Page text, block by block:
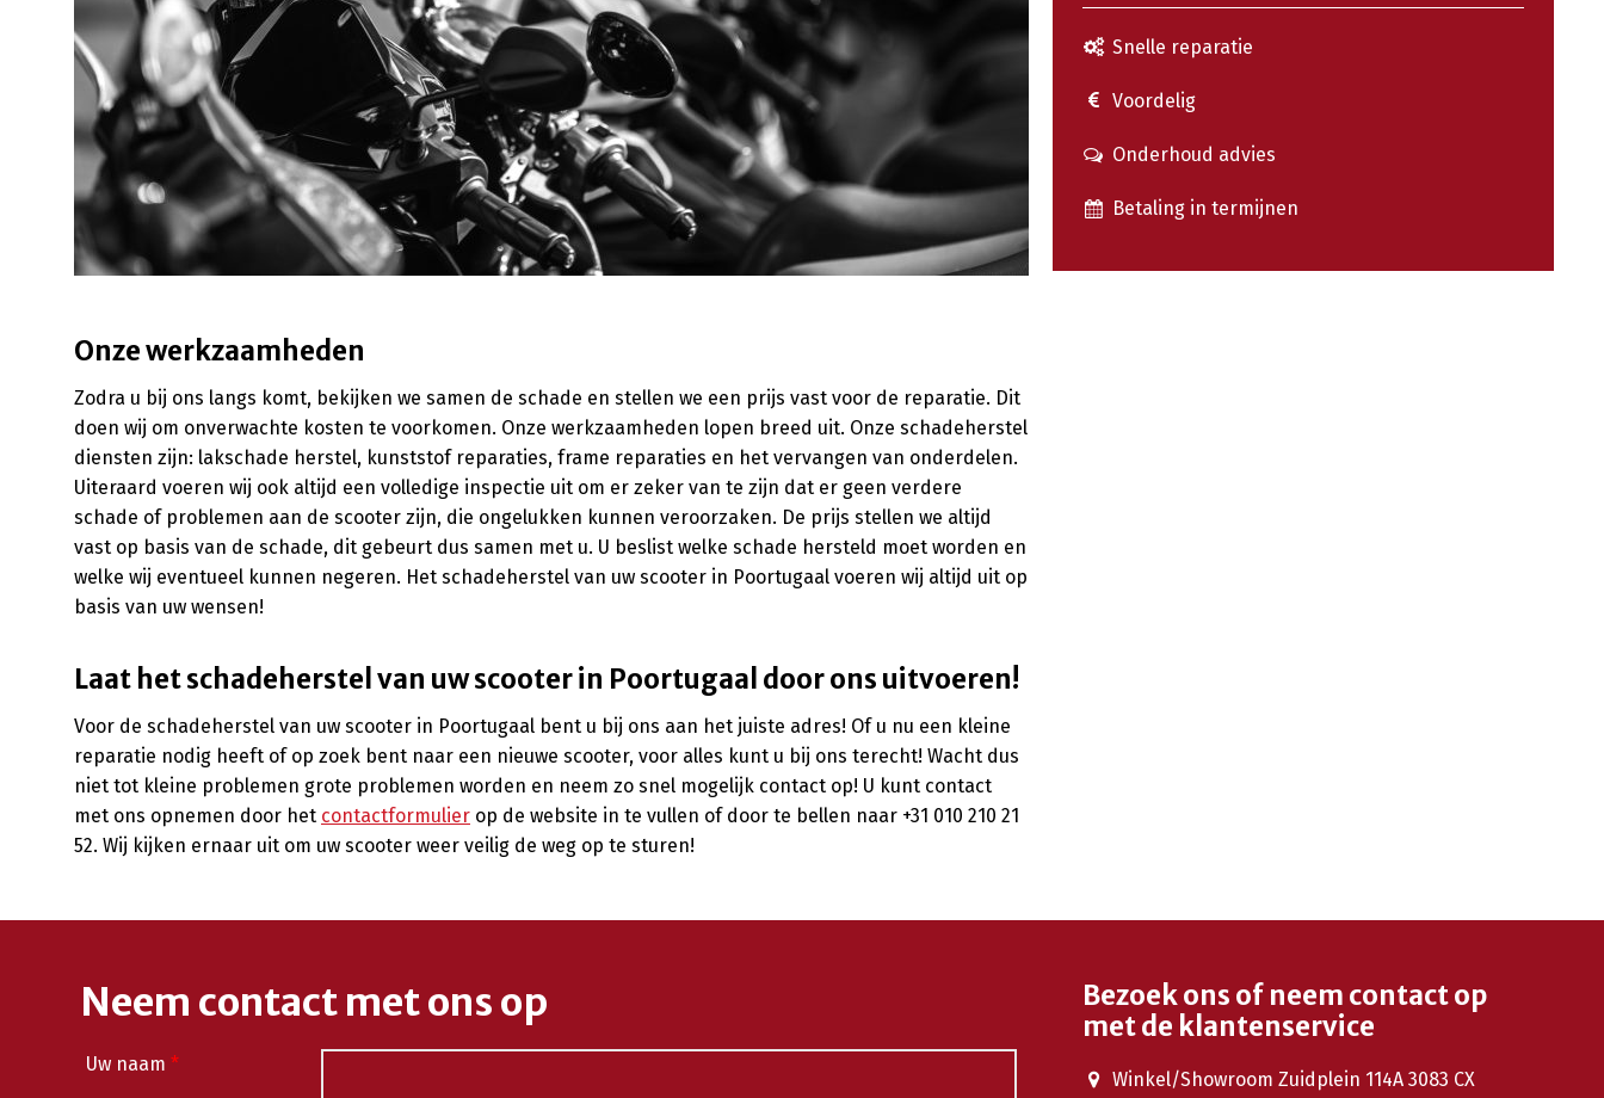
Snelle reparatie
Voordelig
Onderhoud advies
Betaling in termijnen
Onze werkzaamheden
Zodra u bij ons langs komt, bekijken we samen de schade en stellen we een prijs vast voor de reparatie. Dit
doen wij om onverwachte kosten te voorkomen. Onze werkzaamheden lopen breed uit. Onze schadeherstel
diensten zijn: lakschade herstel, kunststof reparaties, frame reparaties en het vervangen van onderdelen.
Uiteraard voeren wij ook altijd een volledige inspectie uit om er zeker van te zijn dat er geen verdere
schade of problemen aan de scooter zijn, die ongelukken kunnen veroorzaken. De prijs stellen we altijd
vast op basis van de schade, dit gebeurt dus samen met u. U beslist welke schade hersteld moet worden en
welke wij eventueel kunnen negeren. Het schadeherstel van uw scooter in Poortugaal voeren wij altijd uit op
basis van uw wensen!
Laat het schadeherstel van uw scooter in Poortugaal door ons uitvoeren!
Voor de schadeherstel van uw scooter in Poortugaal bent u bij ons aan het juiste adres! Of u nu een kleine
reparatie nodig heeft of op zoek bent naar een nieuwe scooter, voor alles kunt u bij ons terecht! Wacht dus
niet tot kleine problemen grote problemen worden en neem zo snel mogelijk contact op! U kunt contact
met ons opnemen door het contactformulier op de website in te vullen of door te bellen naar +31 010 210 21
52. Wij kijken ernaar uit om uw scooter weer veilig de weg op te sturen!
Neem contact met ons op
Uw naam *
Bezoek ons of neem contact op
met de klantenservice
Winkel/Showroom Zuidplein 114A 3083 CX